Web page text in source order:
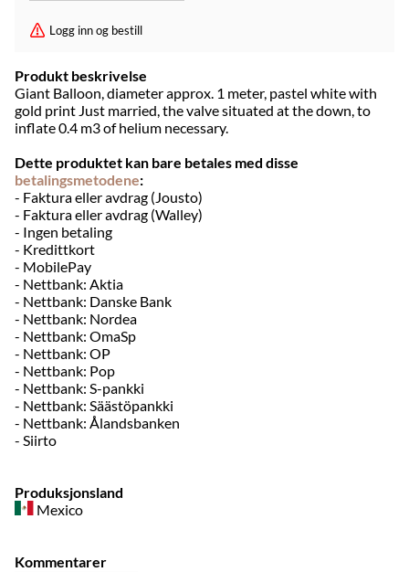
Logg inn og bestill
Produkt beskrivelse
Giant Balloon, diameter approx. 1 meter, pastel white with
gold print Just married, the valve situated at the down, to
inflate 0.4 m3 of helium necessary.
Dette produktet kan bare betales med disse
betalingsmetodene:
- Faktura eller avdrag (Jousto)
- Faktura eller avdrag (Walley)
- Ingen betaling
- Kredittkort
- MobilePay
- Nettbank: Aktia
- Nettbank: Danske Bank
- Nettbank: Nordea
- Nettbank: OmaSp
- Nettbank: OP
- Nettbank: Pop
- Nettbank: S-pankki
- Nettbank: Säästöpankki
- Nettbank: Ålandsbanken
- Siirto
Produksjonsland
Mexico
Kommentarer